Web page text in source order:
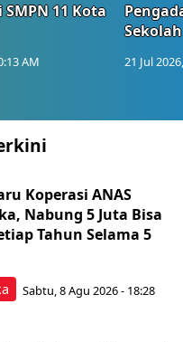
11 Kota
AM 21 Jul
Koperasi ANAS
Nabung 5 Juta Bisa
Tahun Selama 5
Sabtu, 8 Agu 2026 - 18:28